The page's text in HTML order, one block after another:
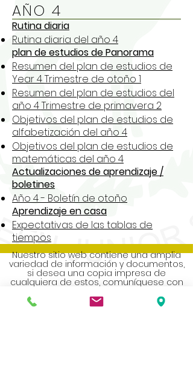
AÑO 4
Rutina diaria
Rutina diaria del año 4
plan de estudios de Panorama
Resumen del plan de estudios de
Year 4 Trimestre de otoño 1
Resumen del plan de estudios del
año 4 Trimestre de primavera 2
Objetivos del plan de estudios de
alfabetización del año 4
Objetivos del plan de estudios de
matemáticas del año 4
Actualizaciones de aprendizaje /
boletines
Año 4 - Boletín de otoño
Aprendizaje en casa
Expectativas de las tablas de
tiempos
Nuestro sitio web contiene una amplia
variedad de información y documentos,
si desea una copia impresa de
cualquiera de estos, comuníquese con